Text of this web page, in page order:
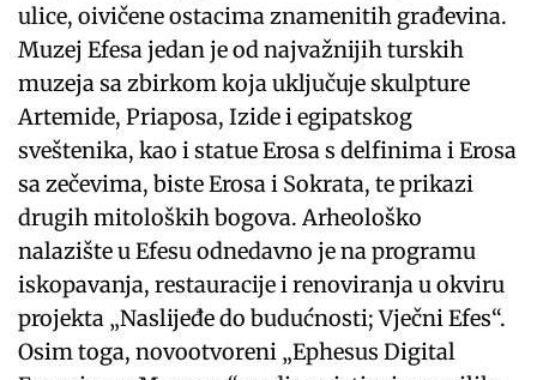
ulice, oivičene ostacima znamenitih građevina.
Muzej Efesa jedan je od najvažnijih turskih
muzeja sa zbirkom koja uključuje skulpture
Artemide, Priaposa, Izide i egipatskog
sveštenika, kao i statue Erosa s delfinima i Erosa
sa zečevima, biste Erosa i Sokrata, te prikazi
drugih mitoloških bogova. Arheološko
nalazište u Efesu odnedavno je na programu
iskopavanja, restauracije i renoviranja u okviru
projekta „Naslijeđe do budućnosti; Vječni Efes“.
Osim toga, novootvoreni „Ephesus Digital